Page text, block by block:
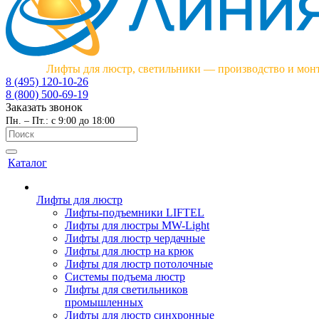
Лифты для люстр, светильники — производство и
8 (495) 120-10-26
8 (800) 500-69-19
Заказать звонок
Пн. – Пт.: с 9:00 до 18:00
Каталог
Лифты для люстр
Лифты-подъемники LIFTEL
Лифты для люстры MW-Light
Лифты для люстр чердачные
Лифты для люстр на крюк
Лифты для люстр потолочные
Системы подъема люстр
Лифты для светильников
промышленных
Лифты для люстр синхронные